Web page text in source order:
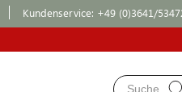
Kundenservice: +49 (0)3641/